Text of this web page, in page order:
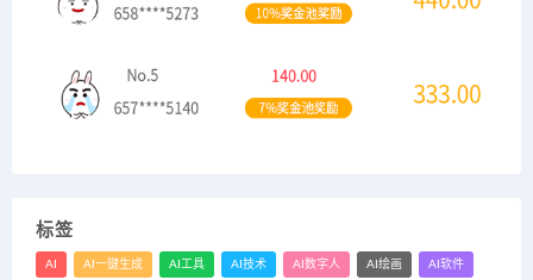
标签
AI AI一键生成 AI工具 AI技术 AI数字人 AI绘画 AI软件